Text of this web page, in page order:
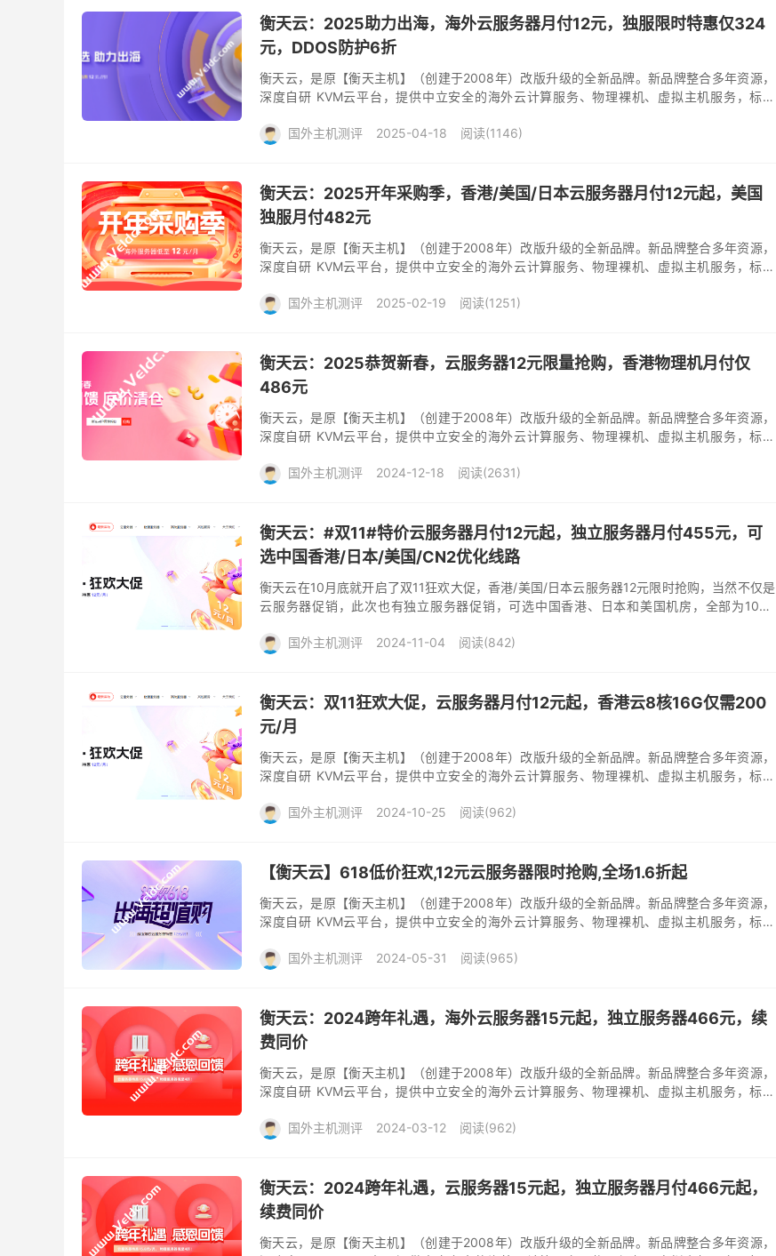
衡天云：2025助力出海，海外云服务器月付12元，独服限时特惠仅324
元，DDOS防护6折
衡天云，是原【衡天主机】（创建于2008年）改版升级的全新品牌。新品牌整合多年资源，
深度自研 KVM云平台，提供中立安全的海外云计算服务、物理裸机、虚拟主机服务，标配
国外主机测评
2025-04-18 阅读(1146)
衡天云：2025开年采购季，香港/美国/日本云服务器月付12元起，美国
独服月付482元
衡天云，是原【衡天主机】（创建于2008年）改版升级的全新品牌。新品牌整合多年资源，
深度自研 KVM云平台，提供中立安全的海外云计算服务、物理裸机、虚拟主机服务，标配
国外主机测评
2025-02-19 阅读(1251)
衡天云：2025恭贺新春，云服务器12元限量抢购，香港物理机月付仅
486元
衡天云，是原【衡天主机】（创建于2008年）改版升级的全新品牌。新品牌整合多年资源，
深度自研 KVM云平台，提供中立安全的海外云计算服务、物理裸机、虚拟主机服务，标配
国外主机测评
2024-12-18 阅读(2631)
衡天云：#双11#特价云服务器月付12元起，独立服务器月付455元，可
选中国香港/日本/美国/CN2优化线路
衡天云在10月底就开启了双11狂欢大促，香港/美国/日本云服务器12元限时抢购，当然不仅是
云服务器促销，此次也有独立服务器促销，可选中国香港、日本和美国机房，全部为10M-
国外主机测评
2024-11-04 阅读(842)
衡天云：双11狂欢大促，云服务器月付12元起，香港云8核16G仅需200
元/月
衡天云，是原【衡天主机】（创建于2008年）改版升级的全新品牌。新品牌整合多年资源，
深度自研 KVM云平台，提供中立安全的海外云计算服务、物理裸机、虚拟主机服务，标配
国外主机测评
2024-10-25 阅读(962)
【衡天云】618低价狂欢,12元云服务器限时抢购,全场1.6折起
衡天云，是原【衡天主机】（创建于2008年）改版升级的全新品牌。新品牌整合多年资源，
深度自研 KVM云平台，提供中立安全的海外云计算服务、物理裸机、虚拟主机服务，标配
国外主机测评
2024-05-31 阅读(965)
衡天云：2024跨年礼遇，海外云服务器15元起，独立服务器466元，续
费同价
衡天云，是原【衡天主机】（创建于2008年）改版升级的全新品牌。新品牌整合多年资源，
深度自研 KVM云平台，提供中立安全的海外云计算服务、物理裸机、虚拟主机服务，标配
国外主机测评
2024-03-12 阅读(962)
衡天云：2024跨年礼遇，云服务器15元起，独立服务器月付466元起，
续费同价
衡天云，是原【衡天主机】（创建于2008年）改版升级的全新品牌。新品牌整合多年资源，